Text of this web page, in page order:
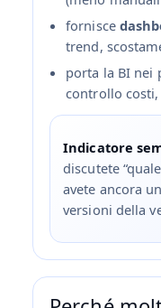
fornisce
trend,
porta la BI nei
controllo
Indicatore
discutete
avete ancora
versioni della